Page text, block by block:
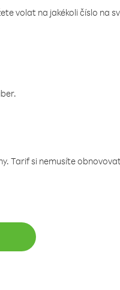
volat na jakékoli číslo na
Tarif si nemusíte